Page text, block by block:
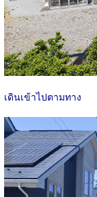
เดินเข้าไปตามทาง